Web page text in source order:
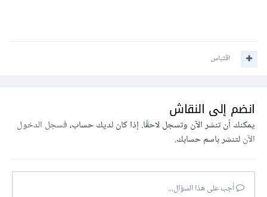
اقتباس
انضم إلى النقاش
يمكنك أن تنشر الآن وتسجل لاحقًا. إذا كان لديك حساب،فسجل الدخول
الآنلتنشر باسم حسابك.
أجب على هذا السؤال...